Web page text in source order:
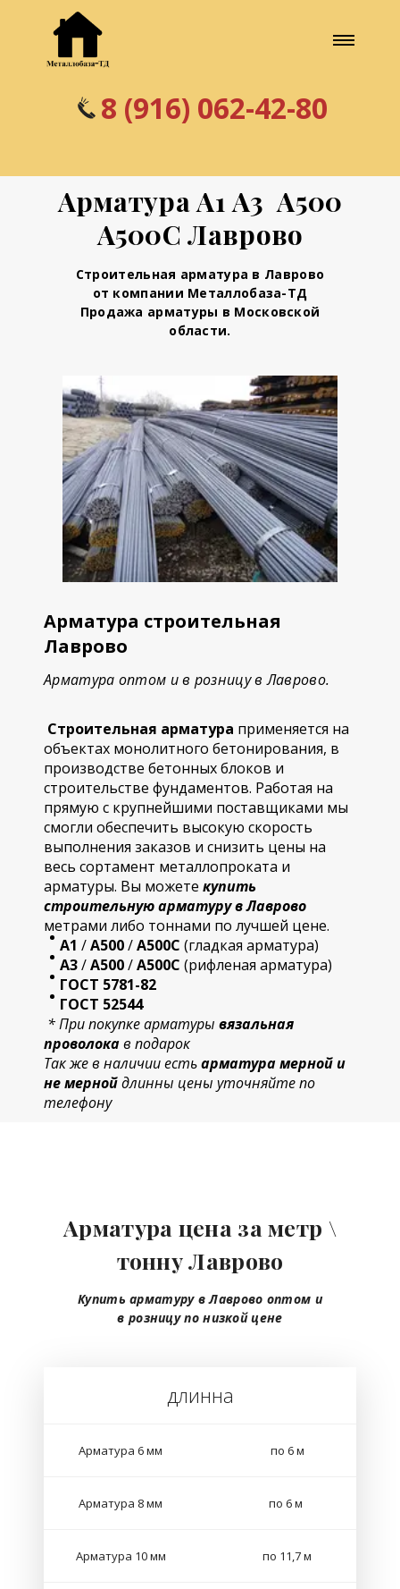
8 (916) 062-42-80
Арматура А1 А3 А500
А500С Лаврово
Строительная арматура в Лаврово
от компании Металлобаза-ТД
Продажа арматуры в Московской
области.
Арматура строительная
Лаврово
Арматура оптом и в розницу в Лаврово.
Строительная арматура применяется на
объектах монолитного бетонирования, в
производстве бетонных блоков и
строительстве фундаментов. Работая на
прямую с крупнейшими поставщиками мы
смогли обеспечить высокую скорость
выполнения заказов и снизить цены на
весь сортамент металлопроката и
арматуры. Вы можете купить
строительнуюарматуру в Лаврово
метрами либо тоннами по лучшей цене.
А1 /А500/А500С (гладкая арматура)
А3/А500/А500С (рифленая арматура)
ГОСТ 5781-82
ГОСТ 52544
* При покупке арматуры вязальная
проволокав подарок
Так же в наличии естьарматура мерной и
не мернойдлинны цены уточняйте по
телефону
Арматура цена за метр \
тонну Лаврово
Купить арматуру в Лаврово оптом и
в розницупо низкой цене
длинна
Арматура 6 мм по 6 м
Арматура 8 мм по 6 м
Арматура 10 мм по 11,7 м